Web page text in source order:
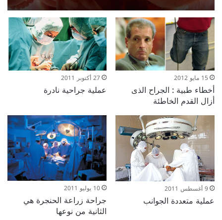
15 مايو 2012
أخطاء طبية : الجراح الذى
أزال القدم الخاطئة
27 أكتوبر 2011
عملية جراحية نادرة
9 أغسطس 2011
عملية متعددة الجوانب
10 يوليو 2011
جراحة زراعة الحنجرة هي
الثانية من نوعها